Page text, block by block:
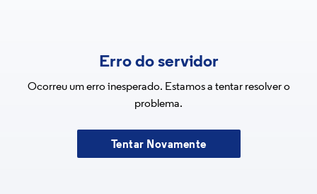
Erro do servidor
Ocorreu um erro inesperado. Estamos a tentar resolver o
problema.
Tentar Novamente